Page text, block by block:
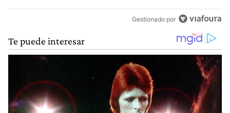
Gestionado por